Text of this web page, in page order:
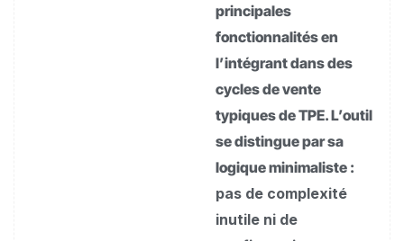
principales
fonctionnalités en
l’intégrant dans des
cycles de vente
typiques de TPE. L’outil
se distingue par sa
logique minimaliste :
pas de complexité
inutile ni de